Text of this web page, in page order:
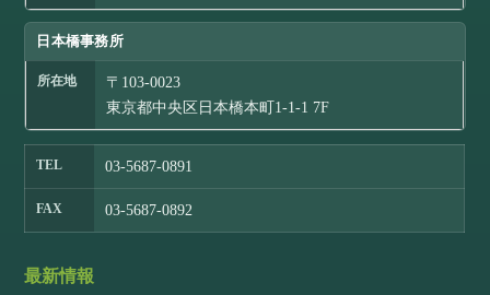
日本橋事務所
所在地
〒103-0023
東京都中央区日本橋本町1-1-1 7F
TEL 03-5687-0891
FAX 03-5687-0892
最新情報